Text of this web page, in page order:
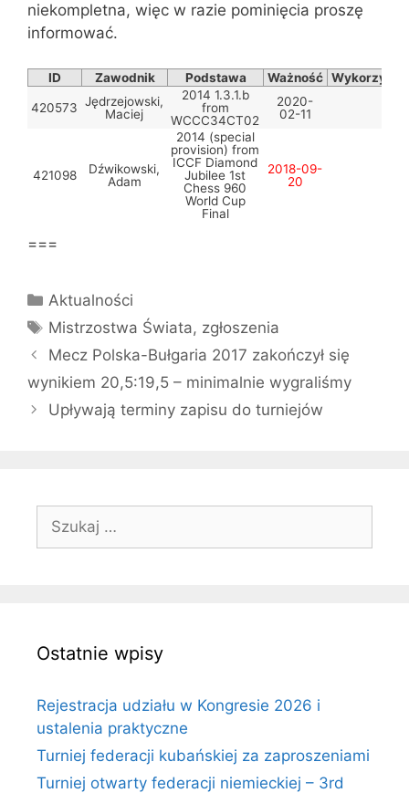
niekompletna, więc w razie pominięcia proszę
informować.
ID Zawodnik Podstawa Ważność
420573 Jędrzejowski,
Maciej
2014 1.3.1.b
from
WCCC34CT02
2020-
02-11
421098
Dźwikowski,
Adam
2014 (special
provision) from
ICCF Diamond
Jubilee 1st
Chess 960
World Cup
Final
2018-09-
20
===
Kategorie
Aktualności
Tagi
Mistrzostwa Świata, zgłoszenia
Mecz Polska-Bułgaria 2017 zakończył się
wynikiem 20,5:19,5 – minimalnie wygraliśmy
Upływają terminy zapisu do turniejów
Ostatnie wpisy
Rejestracja udziału w Kongresie 2026 i
ustalenia praktyczne
Turniej federacji kubańskiej za zaproszeniami
Turniej otwarty federacji niemieckiej – 3rd